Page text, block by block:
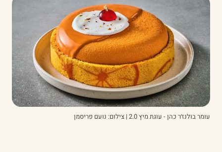
עומר בולנז׳ר כהן - עוגת מיץ 2.0 | צילום: נועם פריסמן